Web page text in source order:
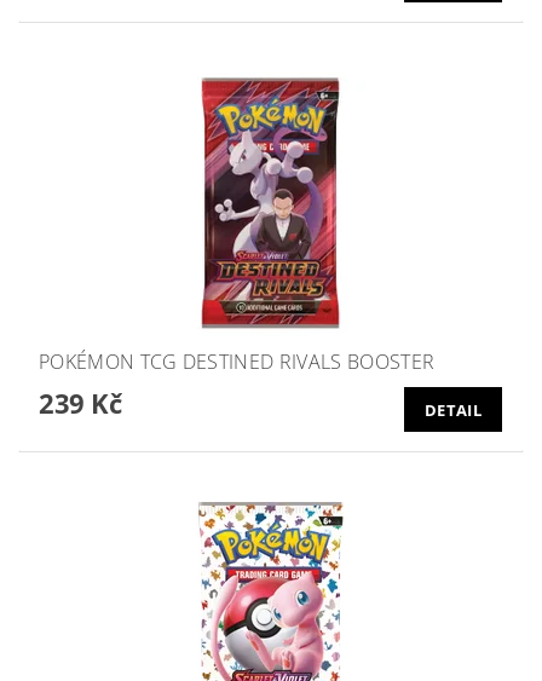
POKÉMON TCG DESTINED RIVALS BOOSTER
239 Kč DETAIL